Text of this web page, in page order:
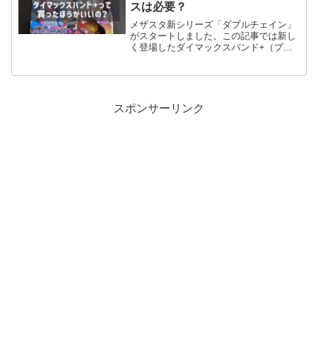
スは必要？
メザスタ新シリーズ「ダブルチェイン」
がスタートしました。この記事では新し
く登場したダイマックスバンド+（プラ
スポンサーリンク